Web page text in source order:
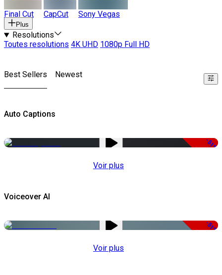
Final Cut CapCut Sony Vegas
Plus
Resolutions
Toutes resolutions 4K UHD 1080p Full HD
Best Sellers Newest
Auto Captions
-51%
Voir plus
Voiceover AI
-51%
Voir plus